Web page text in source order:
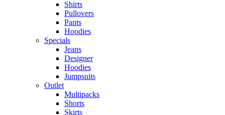
Shirts
Pullovers
Pants
Hoodies
Specials
Jeans
Designer
Hoodies
Jumpsuits
Outlet
Multipacks
Shorts
Skirts